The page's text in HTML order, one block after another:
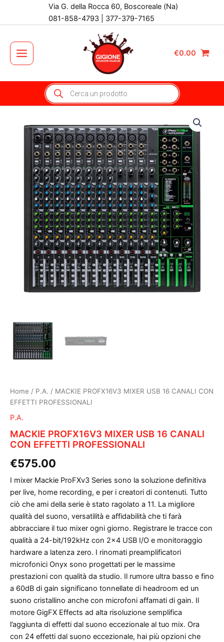
Via G. della Rocca 60, Boscoreale (Na)
081-858-4793 | 377-379-7165
Main
Menu
€0.00
Products
search
Home / P.A. / MACKIE PROFX16V3 MIXER USB 16 CANALI CON
EFFETTI PROFESSIONALI
P.A.
MACKIE PROFX16V3 MIXER USB 16 CANALI
CON EFFETTI PROFESSIONALI
€575.00
I mixer Mackie ProFXv3 Series sono la soluzione definitiva
per live, home recording, e per i creatori di contenuti. Tutto
ciò che ami della serie è stato ragolato a 11. La migliore
qualità del suono, versatilità e affidabilità che ti farà
abbracciare il tuo mixer ogni giorno. Registrare le tracce con
qualità a 24-bit/192kHz con 2×4 USB I/O e monitoraggio
hardware a latenza zero. I rinomati preamplificatori
microfonici Onyx sono progettati per le massime
prestazioni con qualità da studio. Il rumore ultra basso e fino
a 60dB di gain significano tonnellate di headroom ed un
suono cristallino anche con microfoni affamati di gain. Il
motore GigFX Effects ad alta risoluzione semplifica
l’aggiunta di effetti dal suono eccezionale al tuo mix. Ora
con 24 effetti dal suono eccezionale, hai più opzioni che